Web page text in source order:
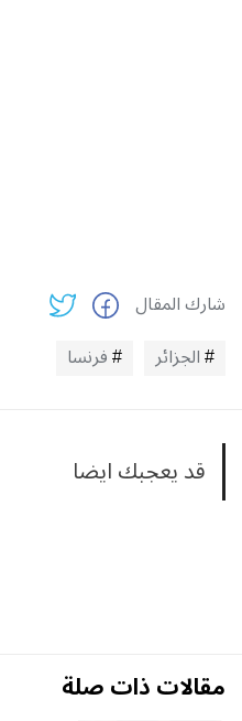
شارك المقال
الجزائر
فرنسا
قد يعجبك ايضا
مقالات ذات صلة